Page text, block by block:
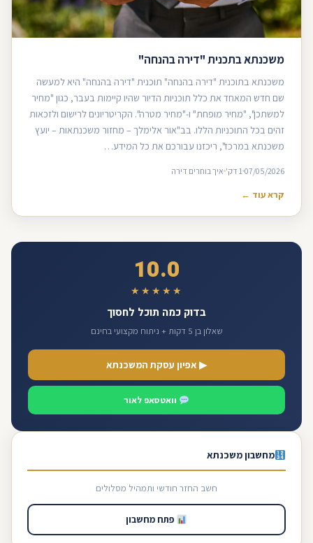
משכנתא בתכנית "דירה בהנחה"
משכנתא בתוכנית "דירה בהנחה" תוכנית "דירה בהנחה" היא למעשה
שם חדש המאחד את כלל תוכניות הדיור שהיו קיימות בעבר, כגון "מחיר
למשתכן", "מחיר מופחת" ו-"מחיר מטרה". הקריטריונים לרישום ולזכאות
זהים בכל התוכניות הללו. בב"אור אלימלך – מחזור משכנתאות – יועץ
משכנתא במרכז", ריכזנו עבורכם את כל המידע…
07/05/2026 1 דק' איך בוחרים דירה
קרא עוד ←
10.0
★★★★★
בדוק כמה תוכל לחסוך
שאלון בן 5 דקות + ניתוח מקצועי בחינם
▶ אפיון עסקת המשכנתא
וואטסאפ לאור
מחשבון משכנתא
חשב החזר חודשי ותמהיל מסלולים
פתח מחשבון